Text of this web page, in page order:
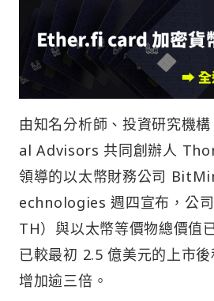
由知名分析師、投資研究機
al Advisors 共同創辦人
領導的以太幣財務公司
echnologies 週四宣布，公
TH）與以太幣等價物總價值
已較最初 2.5 億美元的上市
增加逾三倍。